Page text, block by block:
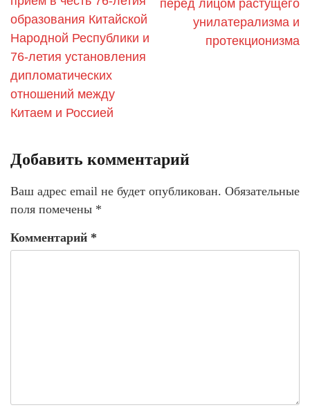
образования Китайской
Народной Республики и
76-летия установления
дипломатических
отношений между
Китаем и Россией
перед лицом растущего
унилатерализма и
протекционизма
Добавить комментарий
Ваш адрес email не будет опубликован. Обязательные
поля помечены *
Комментарий *